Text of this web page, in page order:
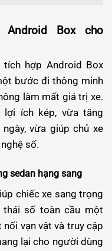
Box cho
hợp Android Box
bước đi thông minh
làm mất giá trị xe.
ích kép, vừa tăng
vừa giúp chủ xe
số.
sedan hạng sang
chiếc xe sang trọng
thái số toàn cầu một
vạn vật và truy cập
lại cho người dùng